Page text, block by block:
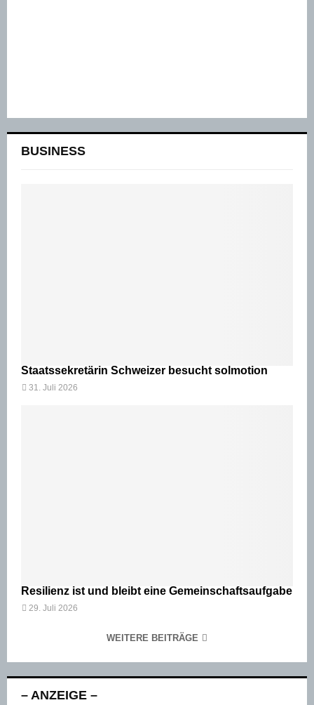
BUSINESS
Staatssekretärin Schweizer besucht solmotion
31. Juli 2026
Resilienz ist und bleibt eine Gemeinschaftsaufgabe
29. Juli 2026
WEITERE BEITRÄGE
– ANZEIGE –